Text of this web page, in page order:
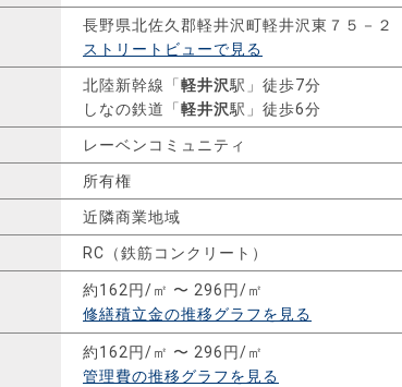
長野県北佐久郡軽井沢町軽井沢東７５－２
ストリートビューで見る
北陸新幹線「 軽井沢駅」徒歩7分
しなの鉄道「 軽井沢駅」徒歩6分
レーベンコミュニティ
所有権
近隣商業地域
RC（鉄筋コンクリート）
約162円/㎡ 〜 296円/㎡
修繕積立金の推移グラフを見る
約162円/㎡ 〜 296円/㎡
管理費の推移グラフを見る